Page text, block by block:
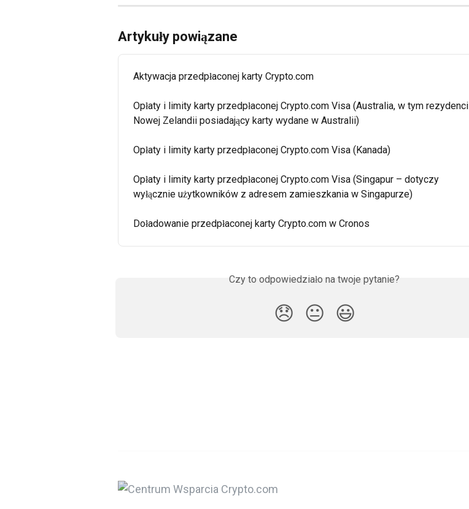
Artykuły powiązane
Aktywacja przedpłaconej karty Crypto.com
Opłaty i limity karty przedpłaconej Crypto.com Visa (Australia, w tym rezydenci
Nowej Zelandii posiadający karty wydane w Australii)
Opłaty i limity karty przedpłaconej Crypto.com Visa (Kanada)
Opłaty i limity karty przedpłaconej Crypto.com Visa (Singapur – dotyczy
wyłącznie użytkowników z adresem zamieszkania w Singapurze)
Doładowanie przedpłaconej karty Crypto.com w Cronos
Czy to odpowiedziało na twoje pytanie?
😞 😐 😃